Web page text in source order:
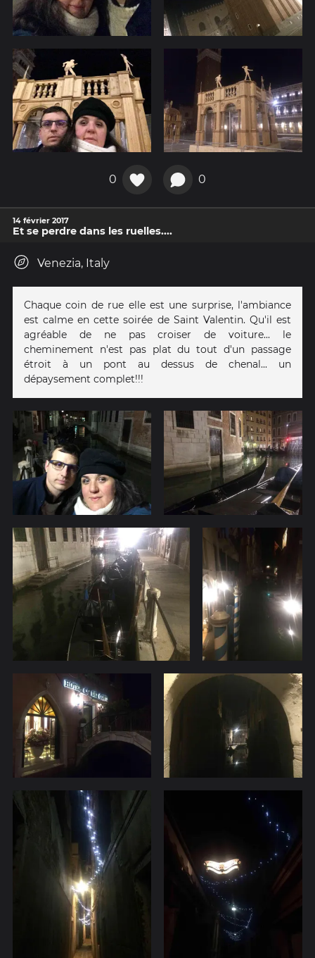
0 0
14 février 2017
Et se perdre dans les ruelles....
Venezia, Italy
Chaque coin de rue elle est une surprise, l'ambiance
est calme en cette soirée de Saint Valentin. Qu'il est
agréable de ne pas croiser de voiture... le
cheminement n'est pas plat du tout d'un passage
étroit à un pont au dessus de chenal... un
dépaysement complet!!!